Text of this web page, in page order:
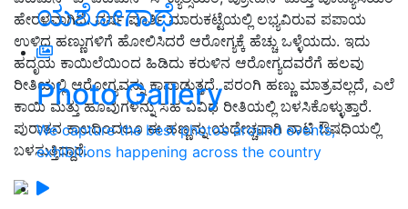
ಯಶೋಗಾಥೆ
Photo Gallery
We capture the best photos around events,
exhibitions happening across the country
ಹೇರಳವಾಗಿದೆ. ವರ್ಷ ಪೂರ್ತಿ ಮಾರುಕಟ್ಟೆಯಲ್ಲಿ ಲಭ್ಯವಿರುವ ಪಪಾಯ
ಉಳಿದ ಹಣ್ಣುಗಳಿಗೆ ಹೋಲಿಸಿದರೆ ಆರೋಗ್ಯಕ್ಕೆ ಹೆಚ್ಚು ಒಳ್ಳೆಯದು. ಇದು
ಹದೃಯ ಕಾಯಿಲೆಯಿಂದ ಹಿಡಿದು ಕರುಳಿನ ಆರೋಗ್ಯದವರೆಗೆ ಹಲವು
ರೀತಿಯಲ್ಲಿ ಆರೋಗ್ಯವನ್ನು ಕಾಪಾಡುತ್ತದೆ. ಪರಂಗಿ ಹಣ್ಣು ಮಾತ್ರವಲ್ಲದೆ, ಎಲೆ
ಕಾಯಿ ಮತ್ತು ಹೂವುಗಳನ್ನು ಸಹ ವಿವಿಧ ರೀತಿಯಲ್ಲಿ ಬಳಸಿಕೊಳ್ಳುತ್ತಾರೆ.
ಪುರಾತನ ಕಾಲದಿಂದಲೂ ಈ ಹಣ್ಣನ್ನು ಯಥೇಚ್ಚವಾಗಿ ನಾಟಿ ಔಷಧಿಯಲ್ಲಿ
ಬಳಸುತ್ತಿದ್ದಾರೆ.